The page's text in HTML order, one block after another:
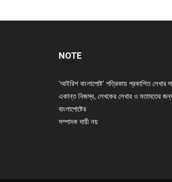
NOTE
'আইরিশ বাংলাপোষ্ট' পত্রিকায় প্রকাশিত লেখার
একান্ত নিজস্ব, লেখকের লেখার ও মতামতের
বাংলাপোষ্টের
সম্পাদক দায়ী নয়